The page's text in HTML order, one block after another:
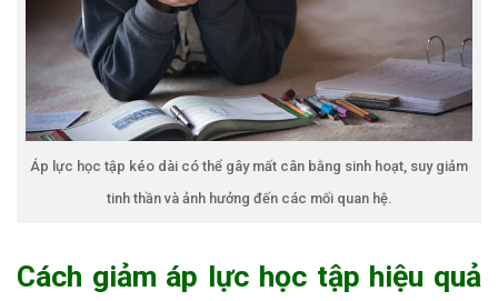
Áp lực học tập kéo dài có thể gây mất cân bằng sinh hoạt, suy giảm
tinh thần và ảnh hưởng đến các mối quan hệ.
Cách giảm áp lực học tập hiệu quả